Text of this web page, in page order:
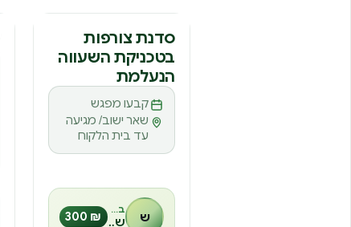
ס
סדנת צורפות
בטכניקת השעווה
הנעלמת
קבעו מפגש
שאר ישוב/ מגיעה
עד בית הלקוח
ש שחר גל ₪ 300